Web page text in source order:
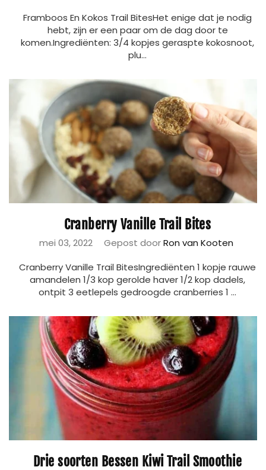
Framboos En Kokos Trail BitesHet enige dat je nodig
hebt, zijn er een paar om de dag door te
komen.Ingrediënten: 3/4 kopjes geraspte kokosnoot,
plu...
Cranberry Vanille Trail Bites
mei 03, 2022 Gepost doorRon van Kooten
Cranberry Vanille Trail BitesIngrediënten 1 kopje rauwe
amandelen 1/3 kop gerolde haver 1/2 kop dadels,
ontpit 3 eetlepels gedroogde cranberries 1 ...
Drie soorten Bessen Kiwi Trail Smoothie